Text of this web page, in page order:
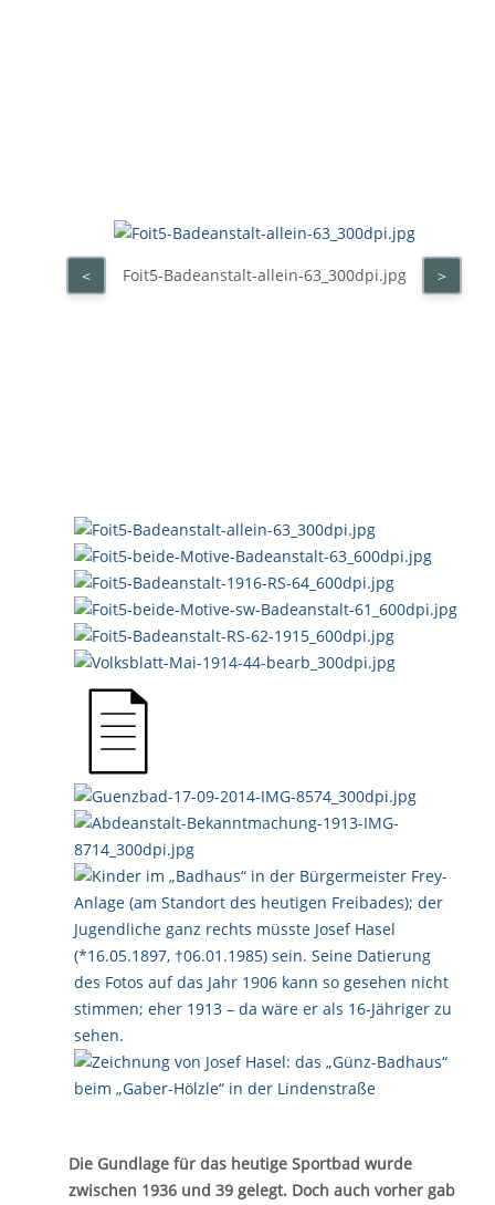
Foit5-Badeanstalt-allein-63_300dpi.jpg
< >
Die Gundlage für das heutige Sportbad wurde
zwischen 1936 und 39 gelegt. Doch auch vorher gab